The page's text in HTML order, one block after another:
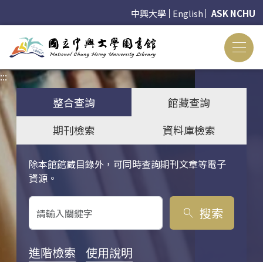
中興大學 English ASK NCHU
:::
整合查詢
館藏查詢
期刊檢索
資料庫檢索
除本館館藏目錄外，可同時查詢期刊文章等電子
資源。
關鍵字搜尋
search 搜索
進階檢索 使用說明